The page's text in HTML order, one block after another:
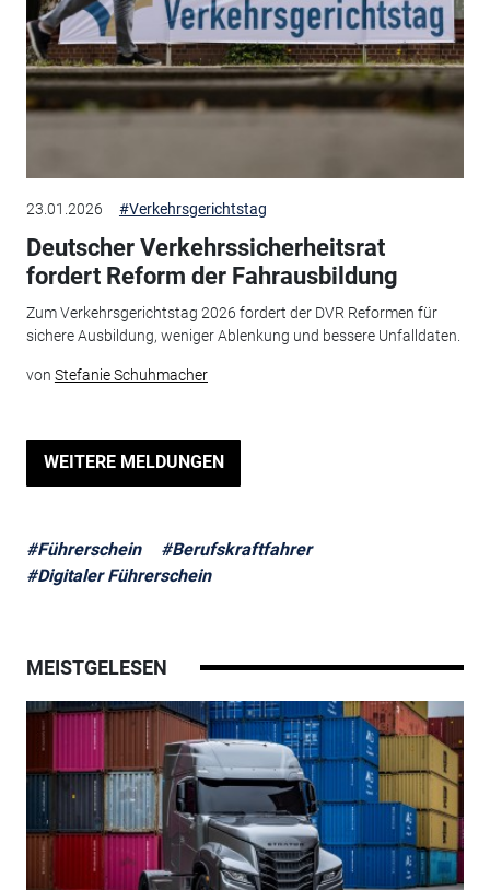
23.01.2026 #Verkehrsgerichtstag
Deutscher Verkehrssicherheitsrat
fordert Reform der Fahrausbildung
Zum Verkehrsgerichtstag 2026 fordert der DVR Reformen für
sichere Ausbildung, weniger Ablenkung und bessere Unfalldaten.
von Stefanie Schuhmacher
WEITERE MELDUNGEN
#Führerschein
#Berufskraftfahrer
#Digitaler Führerschein
MEISTGELESEN